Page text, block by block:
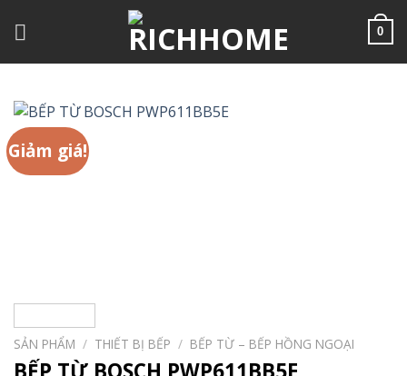
đến
0
Giảm giá!
SẢN PHẨM / THIẾT BỊ BẾP / BẾP TỪ – BẾP HỒNG NGOẠI